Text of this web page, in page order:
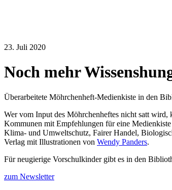
23. Juli 2020
Noch mehr
Überarbeitete Möhrchenheft-Medienkiste in den
Wer vom Input des Möhrchenheftes nicht satt
Kommunen mit Empfehlungen für eine
Klima- und Umweltschutz, Fairer Handel,
Verlag mit Illustrationen von Wendy Panders.
Für neugierige Vorschulkinder gibt es in den
zum Newsletter